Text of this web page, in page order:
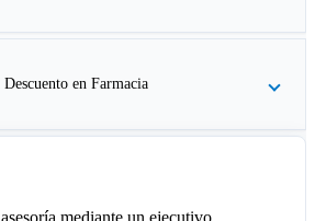
Descuento en Farmacia
mediante un ejecutivo